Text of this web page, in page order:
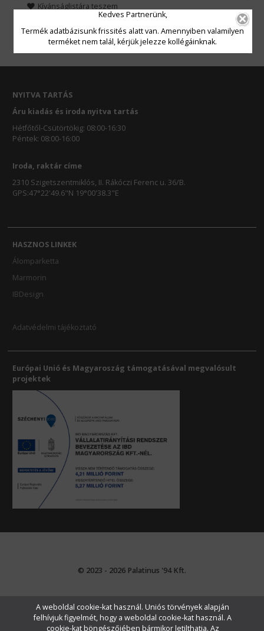
Kedves Partnerünk,
Termék adatbázisunk frissités alatt van. Amennyiben valamilyen
terméket nem talál, kérjük jelezze kollégáinknak.
Kívánságlistára teszem
NYITVA TARTÁS
Áru kiadás és iroda nyitva tartás
Hétfőtől-Csütörtökig: 08:00-16:30
Péntek: 08:00-16:00
Iroda, raktár címe
2310 Szigetszentmiklós, II. Rákóczi Ferenc u. 36/B.
GPS:47°22'49.6"N 19°00'38.3"E
HASZNOS LINKEK
Álomparketta
Marmorin
IBDesign
Adatvédelmi tájékoztató
Európai Unió és Magyaroszág támogatásával megvalósult
projektek
© 2023 - 2026 Palatinus '94 Kft.
A weboldal cookie-kat használ. Uniós törvények alapján
felhívjuk figyelmét, hogy a weboldal cookie-kat használ. A
cookie-kat böngészőjében bármikor letilthatja. Az